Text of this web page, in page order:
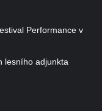
Performance v
lesního adjunkta